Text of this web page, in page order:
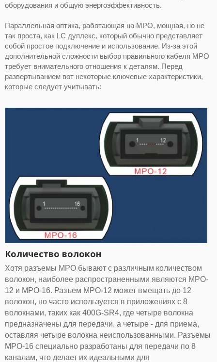
оборудования и общую энергоэффективность.
Параллельная оптика, работающая на MPO, мощная, но не
так проста, как LC дуплекс, который обычно представляет
собой простое подключение и использование. Из-за этой
дополнительной сложности выбор правильного кабеля MPO
требует внимательного отношения к деталям. Перед
развертыванием вот некоторые ключевые характеристики,
которые следует учитывать:
Количество волокон
Хотя разъемы MPO бывают с различным количеством
волокон, наиболее распространенными являются MPO-
12 и MPO-16. Разъем MPO-12 может вмещать до 12
волокон, но часто используется в приложениях с 8
волокнами, таких как 400G-SR4, где четыре волокна
предназначены для передачи, а четыре - для приема,
оставляя четыре волокна неиспользованными. Разъемы
MPO-16 специально разработаны для передачи по 8
каналам, что делает их идеальными для